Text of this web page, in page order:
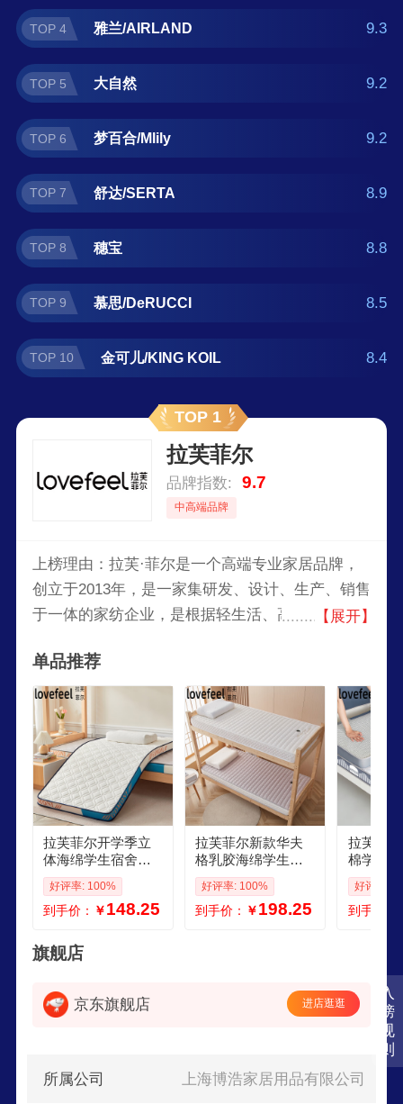
入
榜
规
则
月更新一次)
TOP 4 雅兰/AIRLAND 9.3
TOP 5 大自然 9.2
TOP 6 梦百合/Mlily 9.2
TOP 7 舒达/SERTA 8.9
TOP 8 穗宝 8.8
TOP 9 慕思/DeRUCCI 8.5
TOP 10 金可儿/KING KOIL 8.4
TOP 1
拉芙菲尔
品牌指数: 9.7
中高端品牌
上榜理由：拉芙·菲尔是一个高端专业家居品牌，
创立于2013年，是一家集研发、设计、生产、销售
于一体的家纺企业，是根据轻生活、高品质的构思
础，用“精简设计、酒店品质”——致力打造年轻人
喜爱的年轻化家纺品牌。
【展开】
单品推荐
拉芙菲尔开学季立
体海绵学生宿舍床
垫菱格 单双人家用
床垫120200cm 立
体海绵床垫菱格白 8
好评率: 100%
到手价： ￥148.25
拉芙菲尔新款华夫
格乳胶海绵学生款
床垫单双人家用宿
舍床垫子80190cm
时尚白 80190cm厚
好评率: 100%
到手价： ￥198.25
拉芙菲
棉学生
垫单双
床褥
海绵灰
好评率:
到手价：
旗舰店
京东旗舰店 进店逛逛
所属公司 上海博浩家居用品有限公司